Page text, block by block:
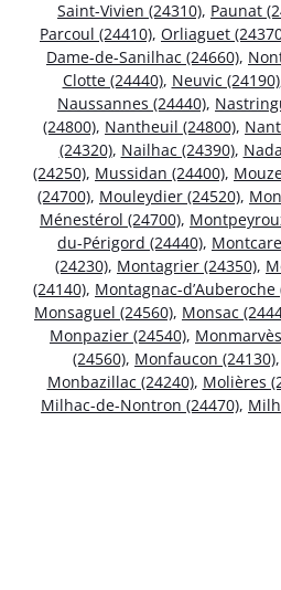
Saint-Vivien (24310), Paunat
Parcoul (24410), Orliaguet
Dame-de-Sanilhac (24660),
Clotte (24440), Neuvic (24190)
Naussannes (24440),
(24800), Nantheuil (24800),
(24320), Nailhac (24390),
(24250), Mussidan (24400),
(24700), Mouleydier (24520),
Ménestérol (24700),
du-Périgord (24440),
(24230), Montagrier (24350),
(24140), Montagnac-d’Auberoche
Monsaguel (24560), Monsac
Monpazier (24540),
(24560), Monfaucon (24130),
Monbazillac (24240), Molières
Milhac-de-Nontron (24470),